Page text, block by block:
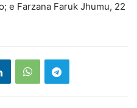
e Farzana Faruk Jhumu, 22